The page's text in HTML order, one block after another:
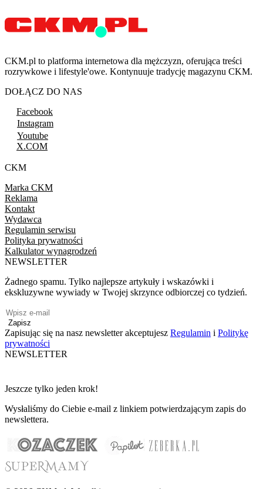
CKM.pl to platforma internetowa dla mężczyzn, oferująca treści
rozrywkowe i lifestyle'owe. Kontynuuje tradycję magazynu CKM.
DOŁĄCZ DO NAS
Facebook
Instagram
Youtube
X.COM
CKM
Marka CKM
Reklama
Kontakt
Wydawca
Regulamin serwisu
Polityka prywatności
Kalkulator wynagrodzeń
NEWSLETTER
Żadnego spamu. Tylko najlepsze artykuły i wskazówki i
ekskluzywne wywiady w Twojej skrzynce odbiorczej co tydzień.
Zapisz
Zapisując się na nasz newsletter akceptujesz Regulamin i Politykę
prywatności
NEWSLETTER
Jeszcze tylko jeden krok!
Wysłaliśmy do Ciebie e-mail z linkiem potwierdzającym zapis do
newslettera.